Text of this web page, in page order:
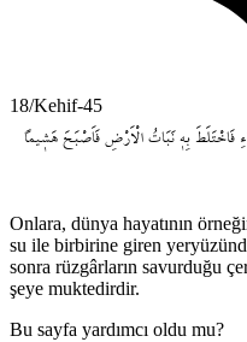
18/Kehif-45
فَاخْتَلَطَ بِه۪ نَبَاتُ الْاَرْضِ فَاَصْبَحَ هَش۪يماً
Onlara, dünya hayatının
su ile birbirine giren
sonra rüzgârların savurduğu
şeye muktedirdir.
Bu sayfa yardımcı oldu mu?